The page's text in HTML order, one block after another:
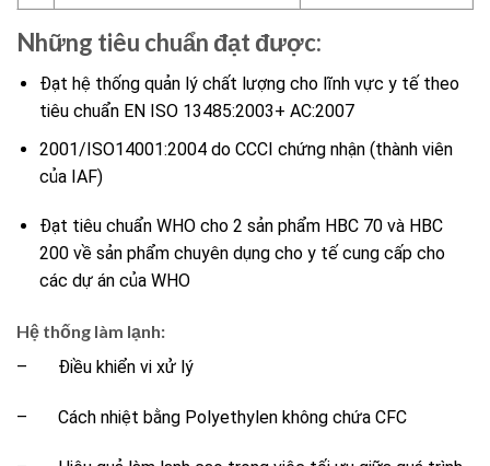
Những tiêu chuẩn đạt được:
Đạt hệ thống quản lý chất lượng cho lĩnh vực y tế theo
tiêu chuẩn EN ISO 13485:2003+ AC:2007
2001/ISO14001:2004 do CCCI chứng nhận (thành viên
của IAF)
Đạt tiêu chuẩn WHO cho 2 sản phẩm HBC 70 và HBC
200 về sản phẩm chuyên dụng cho y tế cung cấp cho
các dự án của WHO
Hệ thống làm lạnh:
– Điều khiển vi xử lý
– Cách nhiệt bằng Polyethylen không chứa CFC